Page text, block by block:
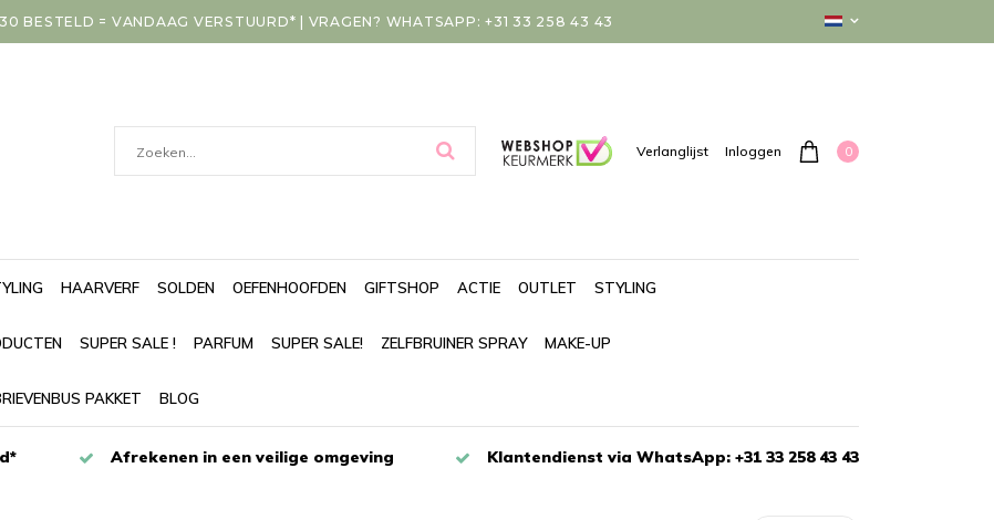
BESTELD = VANDAAG VERSTUURD* | VRAGEN? WHATSAPP: +31 33 258 43 43
Verlanglijst Inloggen 0
HAARVERF SOLDEN OEFENHOOFDEN GIFTSHOP ACTIE OUTLET STYLING
SUPER SALE ! PARFUM SUPER SALE! ZELFBRUINER SPRAY MAKE-UP
PAKKET BLOG
Afrekenen in een veilige omgeving Klantendienst via WhatsApp: +31 33 258 43 43